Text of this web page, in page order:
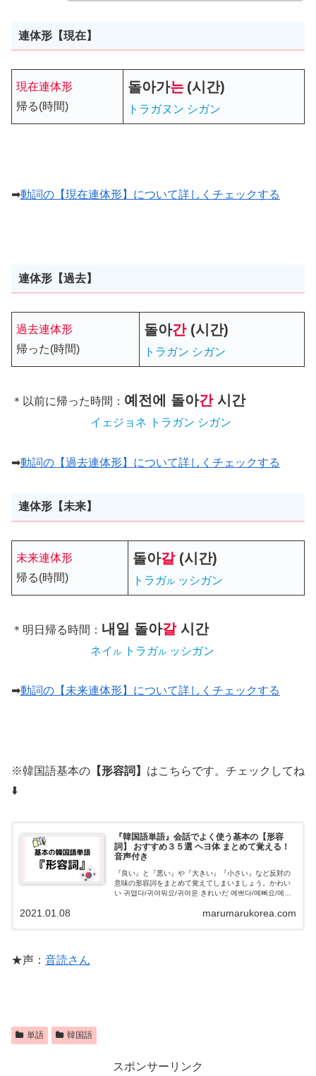
連体形【現在】
現在連体形
帰る(時間)
돌아가는 (시간)
トラガヌン シガン
➡動詞の【現在連体形】について詳しくチェックする
連体形【過去】
過去連体形
帰った(時間)
돌아간 (시간)
トラガン シガン
＊以前に帰った時間： 예전에 돌아간시간
イェジョネ トラガン シガン
➡動詞の【過去連体形】について詳しくチェックする
連体形【未来】
未来連体形
帰る(時間)
돌아갈(시간)
トラガル ッシガン
＊明日帰る時間： 내일 돌아갈시간
ネイ ル トラガル ッシガン
➡動詞の【未来連体形】について詳しくチェックする
※韓国語基本の 【形容詞】 はこちらです。チェックしてね
⬇️
『韓国語単語』会話でよく使う基本の【形容
詞】 おすすめ３５選 ヘヨ体 まとめて覚える！
音声付き
『良い』と『悪い』や『大きい』『小さい』など反対の
意味の形容詞をまとめて覚えてしまいましょう。かわい
い 귀엽다/귀여워요/귀여운 きれいだ 예쁘다/예뻐요/예쁜
marumarukorea.com
2021.01.08
★声： 音読さん
単語 韓国語
スポンサーリンク